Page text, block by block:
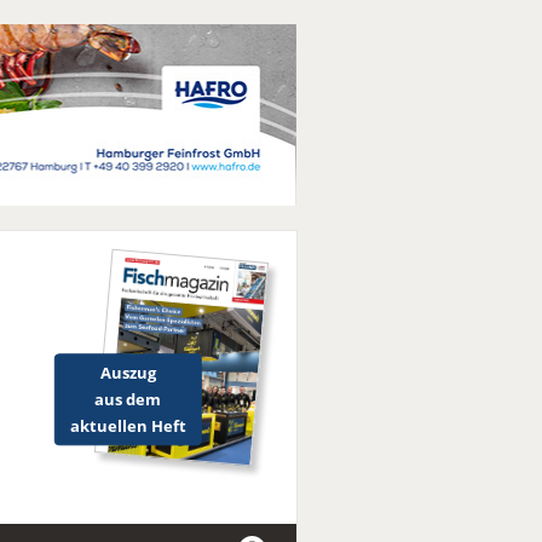
Auszug
aus dem
aktuellen Heft